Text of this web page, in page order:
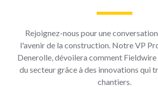
Rejoignez-nous pour une
l'avenir de la construction. Notre VP
Denerolle, dévoilera comment
du secteur grâce à des innovations qui
chantiers.